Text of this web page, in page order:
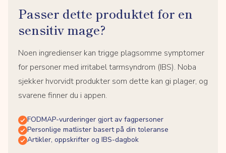
Passer dette produktet for en
sensitiv mage?
Noen ingredienser kan trigge plagsomme symptomer
for personer med irritabel tarmsyndrom (IBS). Noba
sjekker hvorvidt produkter som dette kan gi plager, og
svarene finner du i appen.
FODMAP-vurderinger gjort av fagpersoner
Personlige matlister basert på din toleranse
Artikler, oppskrifter og IBS-dagbok